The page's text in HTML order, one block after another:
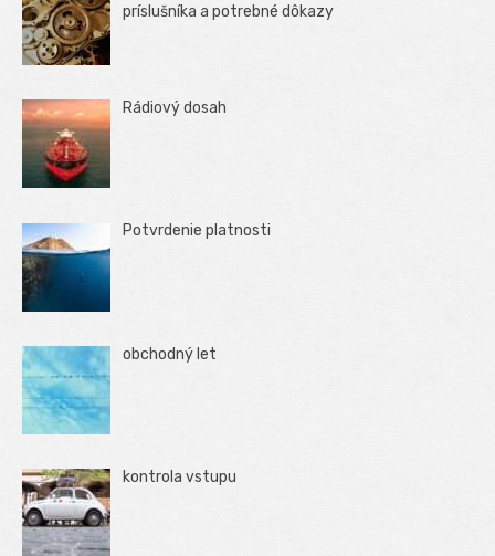
príslušníka a potrebné dôkazy
Rádiový dosah
Potvrdenie platnosti
obchodný let
kontrola vstupu